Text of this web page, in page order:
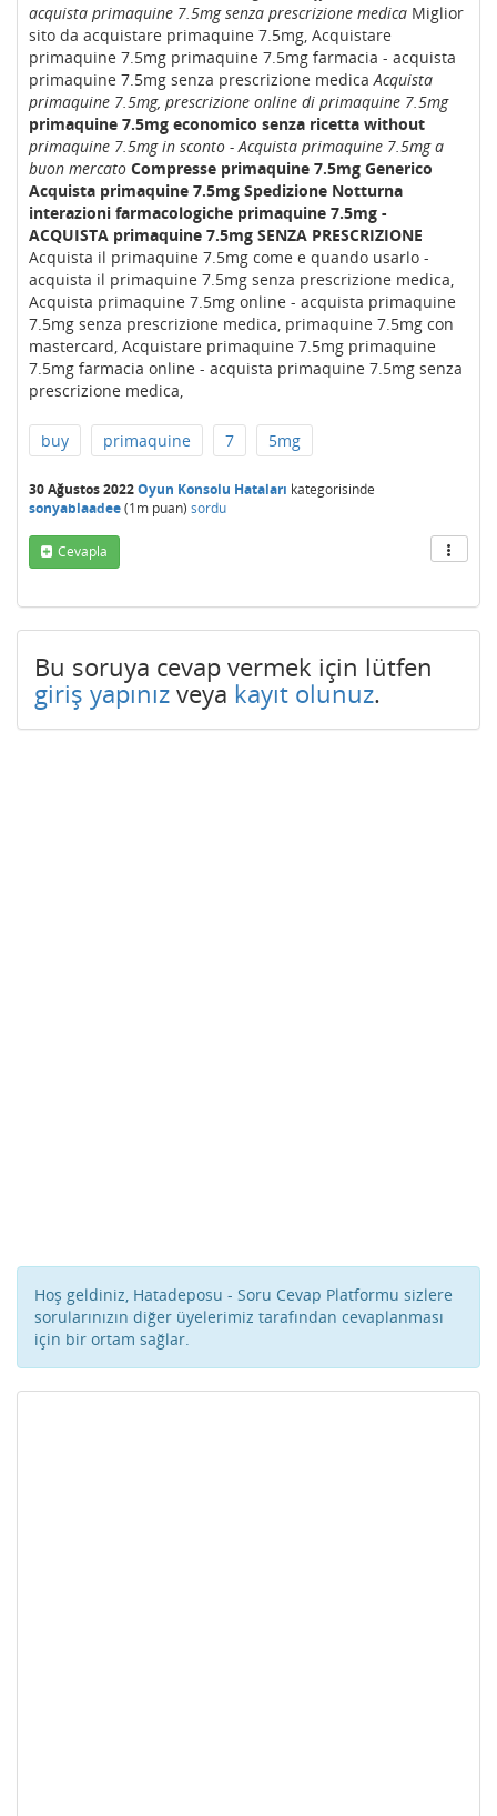
acquista primaquine 7.5mg senza prescrizione medica Miglior
sito da acquistare primaquine 7.5mg, Acquistare
primaquine 7.5mg primaquine 7.5mg farmacia - acquista
primaquine 7.5mg senza prescrizione medicaAcquista
primaquine 7.5mg, prescrizione online di primaquine 7.5mg
primaquine 7.5mg economico senza ricetta without
primaquine 7.5mg in sconto - Acquista primaquine 7.5mg a
buon mercato Compresse primaquine 7.5mg Generico
Acquista primaquine 7.5mg Spedizione Notturna
interazioni farmacologiche primaquine 7.5mg -
ACQUISTA primaquine 7.5mg SENZA PRESCRIZIONE
Acquista il primaquine 7.5mg come e quando usarlo -
acquista il primaquine 7.5mg senza prescrizione medica,
Acquista primaquine 7.5mg online - acquista primaquine
7.5mg senza prescrizione medica, primaquine 7.5mg con
mastercard, Acquistare primaquine 7.5mg primaquine
7.5mg farmacia online - acquista primaquine 7.5mg senza
prescrizione medica,
buy primaquine 7 5mg
30 Ağustos 2022Oyun Konsolu Hataları kategorisinde
sonyablaadee(1m puan) sordu
Cevapla
Bu soruya cevap vermek için lütfen
giriş yapınız veya kayıt olunuz.
Hoş geldiniz, Hatadeposu - Soru Cevap Platformu sizlere
sorularınızın diğer üyelerimiz tarafından cevaplanması
için bir ortam sağlar.